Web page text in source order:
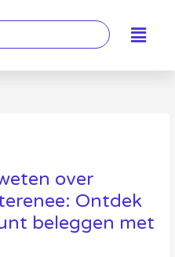
Main
Menu
over
Ontdek
beleggen met